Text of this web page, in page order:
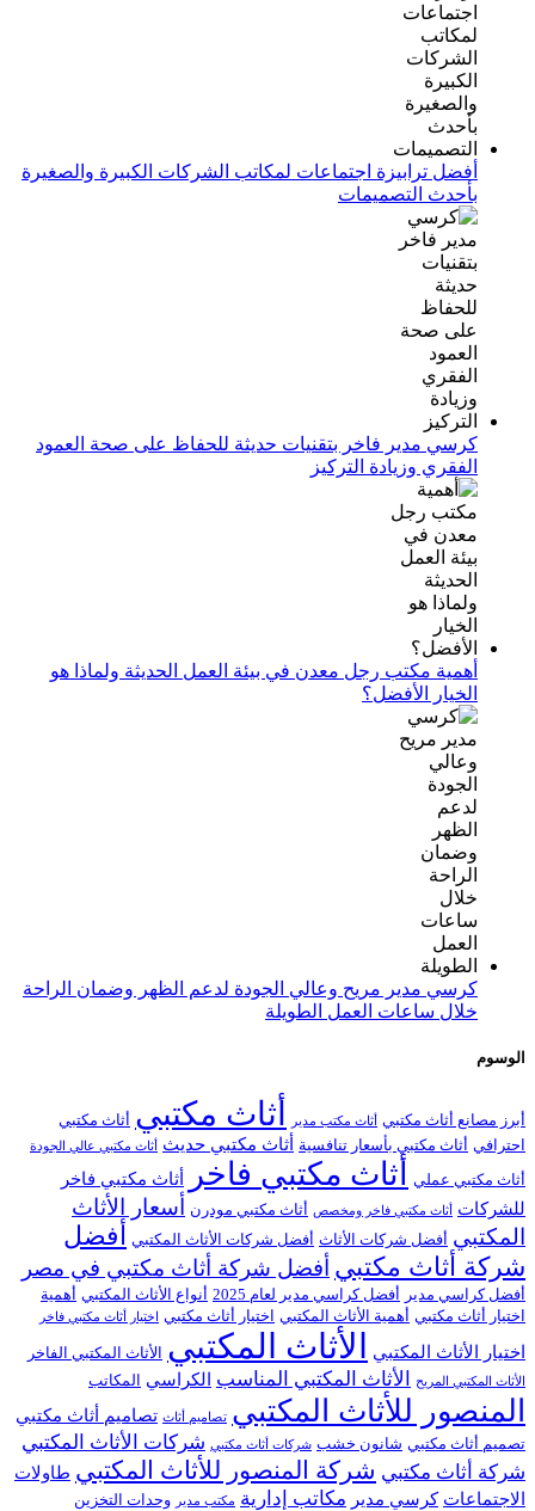
أفضل ترابيزة اجتماعات لمكاتب الشركات الكبيرة والصغيرة
بأحدث التصميمات
كرسي مدير فاخر بتقنيات حديثة للحفاظ على صحة العمود
الفقري وزيادة التركيز
أهمية مكتب رجل معدن في بيئة العمل الحديثة ولماذا هو
الخيار الأفضل؟
كرسي مدير مريح وعالي الجودة لدعم الظهر وضمان الراحة
خلال ساعات العمل الطويلة
الوسوم
أبرز مصانع أثاث مكتبي أثاث مكتب مدير أثاث مكتبي أثاث مكتبي
احترافي أثاث مكتبي بأسعار تنافسية أثاث مكتبي حديث أثاث مكتبي عالي الجودة
أثاث مكتبي عملي أثاث مكتبي فاخر
أثاث مكتبي فاخر
للشركات
أثاث مكتبي فاخر ومخصص أثاث مكتبي مودرن
أسعار الأثاث
المكتبي أفضل شركات الأثاث أفضل شركات الأثاث المكتبي أفضل
شركة أثاث مكتبي أفضل شركة أثاث مكتبي في مصر
أفضل كراسي مدير أفضل كراسي مدير لعام 2025 أنواع الأثاث المكتبي أهمية
اختيار أثاث مكتبي أهمية الأثاث المكتبي اختيار أثاث مكتبي اختيار أثاث مكتبي فاخر
اختيار الأثاث المكتبي الأثاث المكتبي الأثاث المكتبي الفاخر
الأثاث المكتبي المريح الأثاث المكتبي المناسب الكراسي المكاتب
المنصور للأثاث المكتبي تصاميم أثاث تصاميم أثاث مكتبي
تصميم أثاث مكتبي شانون خشب شركات أثاث مكتبي شركات الأثاث المكتبي
شركة أثاث مكتبي شركة المنصور للأثاث المكتبي طاولات
الاجتماعات كرسي مدير مكاتب إدارية مكتب مدير وحدات التخزين